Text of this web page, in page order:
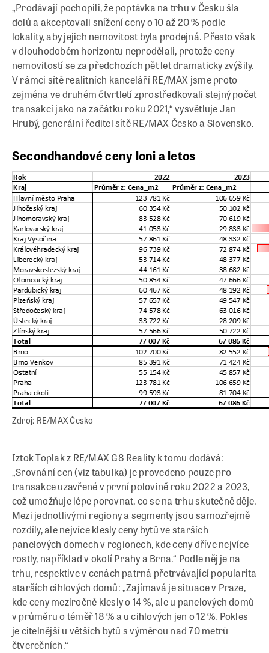
„Prodávají pochopili, že poptávka na trhu v Česku šla
dolů a akceptovali snížení ceny o 10 až 20 % podle
lokality, aby jejich nemovitost byla prodejná. Přesto však
v dlouhodobém horizontu neprodělali, protože ceny
nemovitostí se za předchozích pět let dramaticky zvýšily.
V rámci sítě realitních kanceláří RE/MAX jsme proto
zejména ve druhém čtvrtletí zprostředkovali stejný počet
transakcí jako na začátku roku 2021,“ vysvětluje Jan
Hrubý, generální ředitel sítě RE/MAX Česko a Slovensko.
Secondhandové ceny loni a letos
Zdroj: RE/MAX Česko
Iztok Toplak z RE/MAX G8 Reality k tomu dodává:
„Srovnání cen (viz tabulka) je provedeno pouze pro
transakce uzavřené v první polovině roku 2022 a 2023,
což umožňuje lépe porovnat, co se na trhu skutečně děje.
Mezi jednotlivými regiony a segmenty jsou samozřejmě
rozdíly, ale nejvíce klesly ceny bytů ve starších
panelových domech v regionech, kde ceny dříve nejvíce
rostly, například v okolí Prahy a Brna.“ Podle něj je na
trhu, respektive v cenách patrná přetrvávající popularita
starších cihlových domů: „Zajímavá je situace v Praze,
kde ceny meziročně klesly o 14 %, ale u panelových domů
v průměru o téměř 18 % a u cihlových jen o 12 %. Pokles
je citelnější u větších bytů s výměrou nad 70 metrů
čtverečních.“